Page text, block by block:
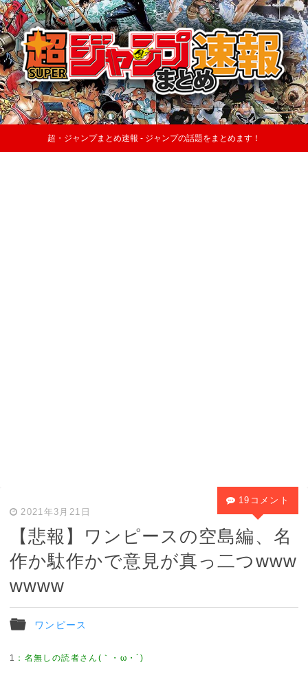
超・ジャンプまとめ速報 - ジャンプの話題をまとめます！
2021年3月21日
【悲報】ワンピースの空島編、名
作か駄作かで意見が真っ二つwww
wwww
ワンピース
19コメント
1